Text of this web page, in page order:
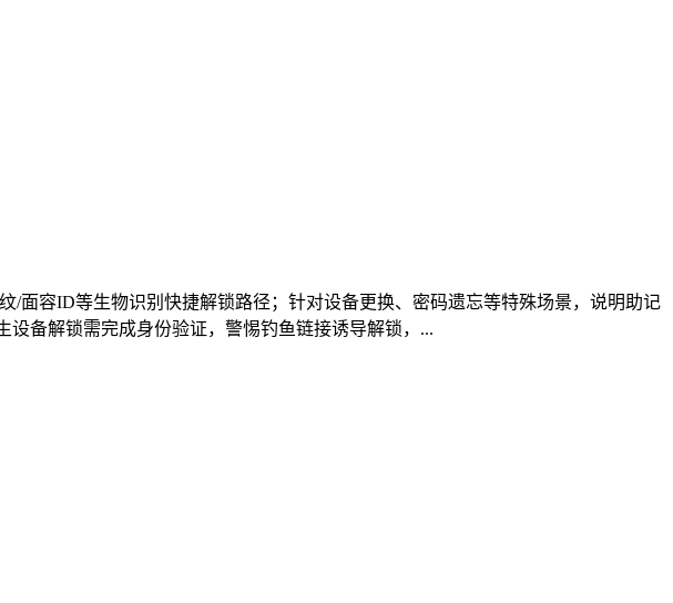
/面容ID等生物识别快捷解锁路径；针对设备更换、密码遗忘等特殊场景，说明助记
备解锁需完成身份验证，警惕钓鱼链接诱导解锁，...